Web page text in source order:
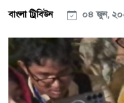
বাংলা ট্রিবিউন ০৪ জুন,